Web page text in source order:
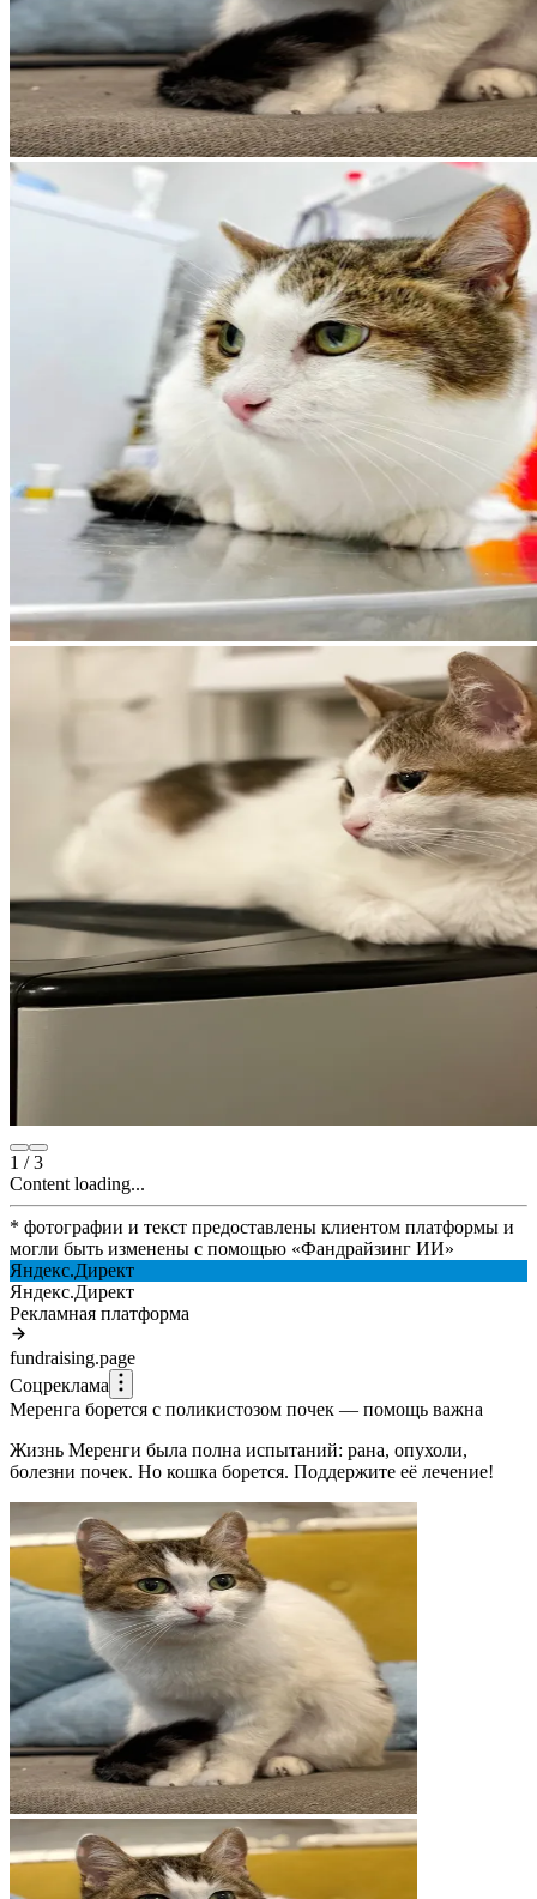
1 /3
Content loading...
* фотографии и текст предоставлены клиентом платформы и
могли быть изменены с помощью «Фандрайзинг ИИ»
Яндекс.Директ
Яндекс.Директ
Рекламная платформа
fundraising.page
Соцреклама
Меренга борется с поликистозом почек — помощь важна
Жизнь Меренги была полна испытаний: рана, опухоли,
болезни почек. Но кошка борется. Поддержите её лечение!